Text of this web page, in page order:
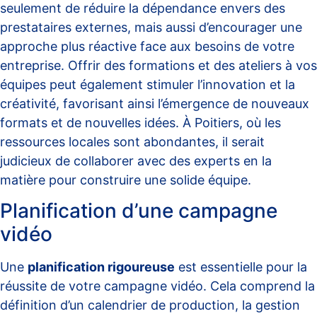
seulement de réduire la dépendance envers des
prestataires externes, mais aussi d’encourager une
approche plus réactive face aux besoins de votre
entreprise. Offrir des formations et des ateliers à vos
équipes peut également stimuler l’innovation et la
créativité, favorisant ainsi l’émergence de nouveaux
formats et de nouvelles idées. À Poitiers, où les
ressources locales sont abondantes, il serait
judicieux de collaborer avec des experts en la
matière pour construire une solide équipe.
Planification d’une campagne
vidéo
Une planification rigoureuse est essentielle pour la
réussite de votre campagne vidéo. Cela comprend la
définition d’un calendrier de production, la gestion